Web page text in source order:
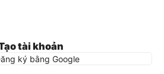
tài khoản
ký bằng Google